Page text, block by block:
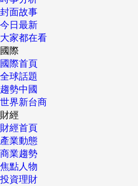
封面故事
今日最新
大家都在看
國際
國際首頁
全球話題
趨勢中國
世界新台商
財經
財經首頁
產業動態
商業趨勢
焦點人物
投資理財